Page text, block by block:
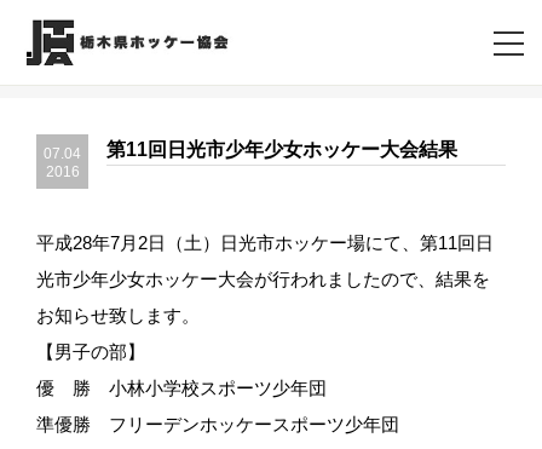
07.04
2016
第11回日光市少年少女ホッケー大会結果
平成28年7月2日（土）日光市ホッケー場にて、第11回日
光市少年少女ホッケー大会が行われましたので、結果を
お知らせ致します。
【男子の部】
優 勝 小林小学校スポーツ少年団
準優勝 フリーデンホッケースポーツ少年団